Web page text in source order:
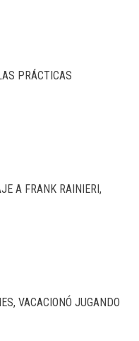
PRÁCTICAS
A FRANK RAINIERI,
VACACIONÓ JUGANDO